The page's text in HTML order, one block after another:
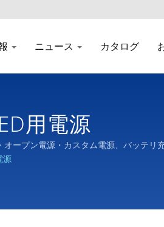
ニュース カタログ
用電源
ープン電源・カスタム電源、バッテリ
源